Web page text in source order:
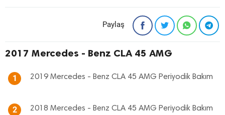
Paylaş
2017 Mercedes - Benz CLA 45 AMG
1 2019 Mercedes - Benz CLA 45 AMG Periyodik Bakım
2 2018 Mercedes - Benz CLA 45 AMG Periyodik Bakım